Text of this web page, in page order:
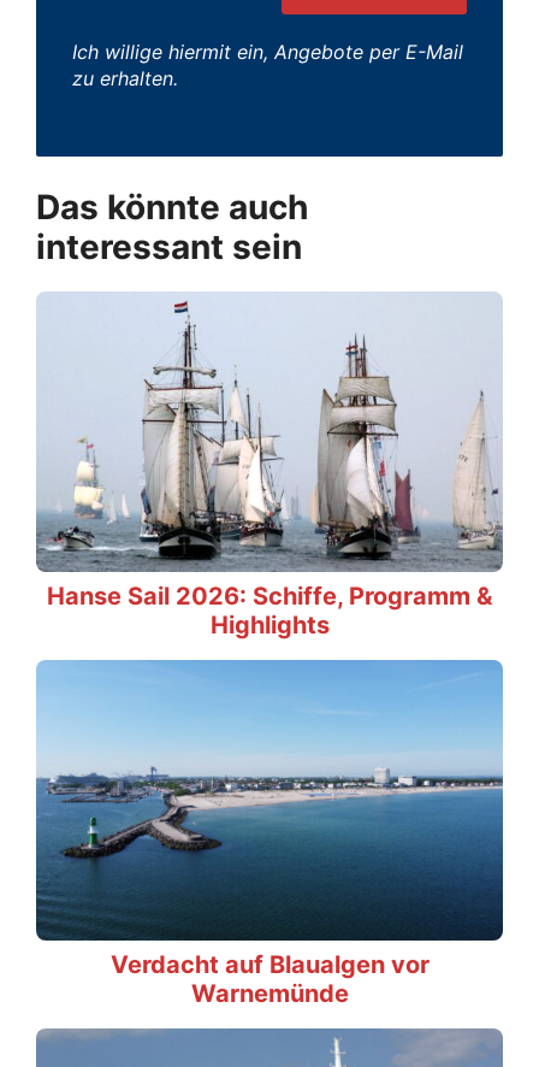
Ich willige hiermit ein, Angebote per E-Mail
zu erhalten.
Das könnte auch
interessant sein
Hanse Sail 2026: Schiffe, Programm &
Highlights
Verdacht auf Blaualgen vor
Warnemünde